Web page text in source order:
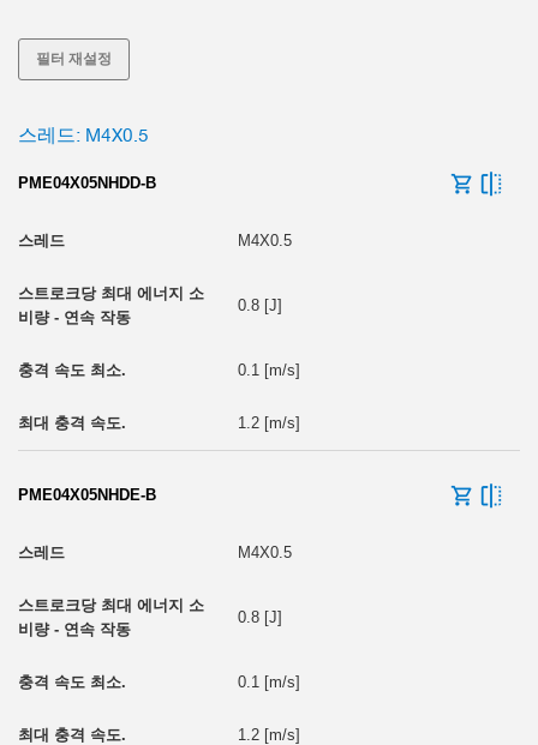
시간당 최대 에너지 소비량 - 연속 작동 [J/h]
강철 헤드 포함
필터 재설정
스레드: M4X0.5
PME04X05NHDD-B
M4X0.5
0.8 [J]
0.1 [m/s]
1.2 [m/s]
PME04X05NHDE-B
M4X0.5
0.8 [J]
0.1 [m/s]
1.2 [m/s]